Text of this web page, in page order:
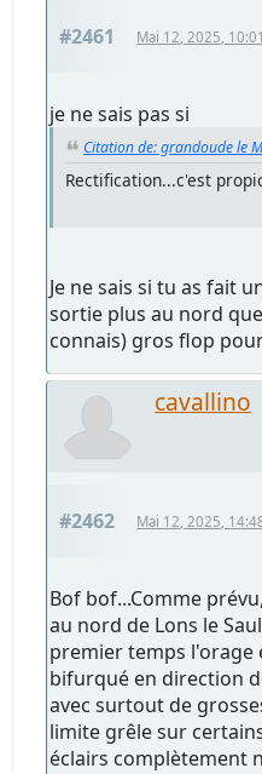
#2461 Mai 12, 2025,
je ne sais pas si
Citation de: grandoude le
Rectification...c'est
Je ne sais si tu as fait
sortie plus au nord
connais) gros flop
cavallino
#2462 Mai 12, 2025,
Bof bof...Comme
au nord de Lons le
premier temps l'orage
bifurqué en direction
avec surtout de
limite grêle sur
éclairs complètement